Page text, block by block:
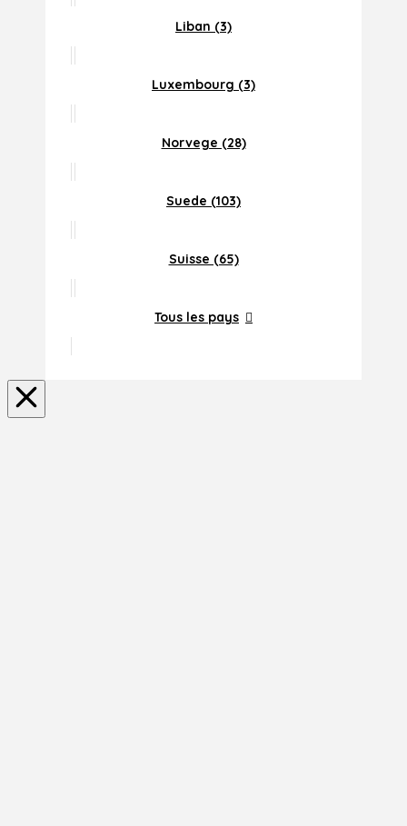
Liban (3)
Luxembourg (3)
Norvege (28)
Suede (103)
Suisse (65)
Tous les pays